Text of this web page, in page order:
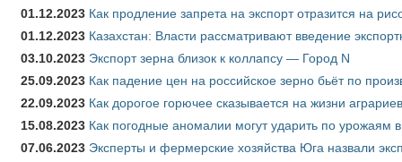
01.12.2023 Как продление запрета на экспорт отразится на
01.12.2023 Казахстан: Власти рассматривают введение
03.10.2023 Экспорт зерна близок к коллапсу — Город N
25.09.2023 Как падение цен на российское зерно бьёт по
22.09.2023 Как дорогое горючее сказывается на жизни аграриев
15.08.2023 Как погодные аномалии могут ударить по урожаям
07.06.2023 Эксперты и фермерские хозяйства Юга назвали